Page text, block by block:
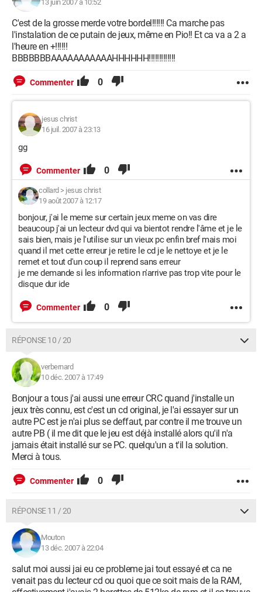
13 juin 2007 à 10:52
C'est de la grosse merde votre bordel!!!!!! Ca marche pas
l'instalation de ce putain de jeux, même en Pio!! Et ca va a 2 a
l'heure en +!!!!!!
BBBBBBBAAAAAAAAAAAHHHHHH!!!!!!!!!!!!!
Commenter 0
jesus christ
16 juil. 2007 à 23:13
gg
Commenter 0
collard > jesus christ
19 août 2007 à 12:17
bonjour, j'ai le meme sur certain jeux meme on vas dire
beaucoup j'ai un lecteur dvd qui va bientot rendre l'âme et je le
sais bien, mais je l'utilise sur un vieux pc enfin bref mais moi
quand il met cette erreur je retire le cd je le nettoye et je le
remet et tout d'un coup il reprend sans erreur
je me demande si les information n'arrive pas trop vite pour le
disque dur ide
Commenter 0
RÉPONSE 10 / 20
verbernard
10 déc. 2007 à 17:49
Bonjour a tous j'ai aussi une erreur CRC quand j'installe un
jeux très connu, est c'est un cd original, je l'ai essayer sur un
autre PC est je n'ai plus se deffaut, par contre il me trouve un
autre PB ( il me dit que le jeu est déjà installé alors qu'il n'a
jamais était installé sur se PC. quelqu'un a t'il la solution.
Merci à tous.
Commenter 0
RÉPONSE 11 / 20
Mouton
13 déc. 2007 à 22:04
salut moi aussi jai eu ce probleme jai tout essayé et ca ne
venait pas du lecteur cd ou quoi que ce soit mais de la RAM,